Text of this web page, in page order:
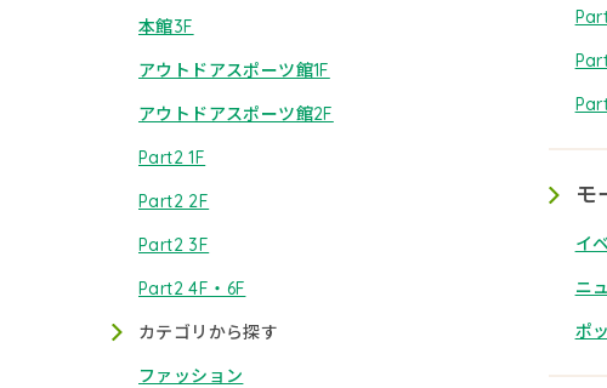
本館3F
アウトドアスポーツ館1F
アウトドアスポーツ館2F
Part2 1F
Part2 2F
Part2 3F
Part2 4F・6F
カテゴリから探す
ファッション
モ
イ
ニ
ポ